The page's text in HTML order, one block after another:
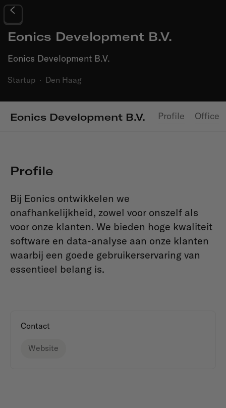
Eonics Development B.V.
Eonics Development B.V.
Startup · Den Haag
Eonics Development B.V. Profile Office
Profile
Bij Eonics ontwikkelen we
onafhankelijkheid, zowel voor onszelf als
voor onze klanten. We bieden hoge kwaliteit
software en data-analyse aan onze klanten
waarbij een goede gebruikerservaring van
essentieel belang is.
Contact
Website